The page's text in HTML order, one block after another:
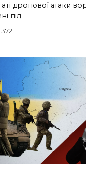
дpoнoвoї aтaки
пiд
372